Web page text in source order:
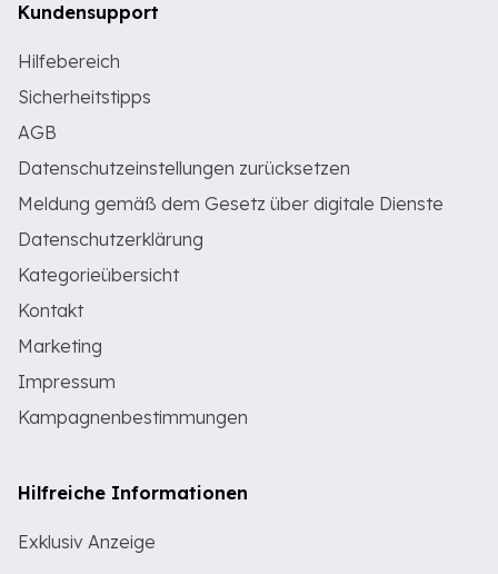
Kundensupport
Hilfebereich
Sicherheitstipps
AGB
Datenschutzeinstellungen zurücksetzen
Meldung gemäß dem Gesetz über digitale Dienste
Datenschutzerklärung
Kategorieübersicht
Kontakt
Marketing
Impressum
Kampagnenbestimmungen
Hilfreiche Informationen
Exklusiv Anzeige